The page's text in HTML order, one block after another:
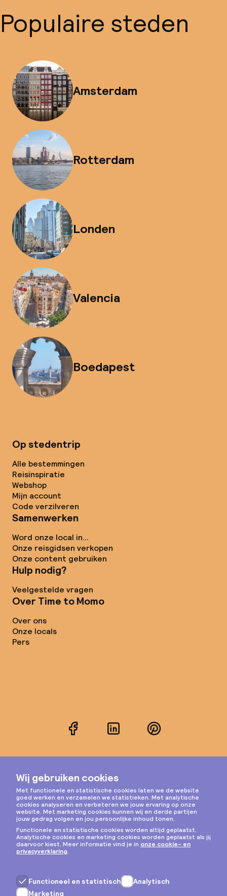
Populaire steden
Amsterdam
Rotterdam
Londen
Valencia
Boedapest
Op stedentrip
Alle bestemmingen
Reisinspiratie
Webshop
Mijn account
Code verzilveren
Samenwerken
Word onze local in...
Onze reisgidsen verkopen
Onze content gebruiken
Hulp nodig?
Veelgestelde vragen
Over Time to Momo
Over ons
Onze locals
Pers
FacebookLinkedInPinterest
Instagram
Privacy & cookies
Algemene voorwaarden